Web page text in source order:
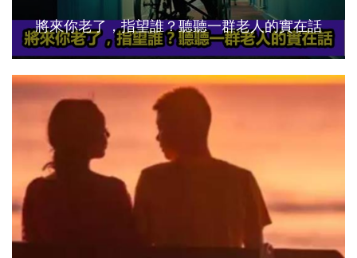
將來你老了，指望誰？聽聽一群老人的實在話